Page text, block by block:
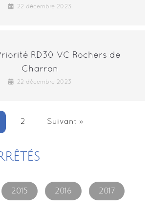
22 décembre 2023
RD30 VC Rochers de
Charron
22 décembre 2023
2 Suivant »
2015 2016 2017